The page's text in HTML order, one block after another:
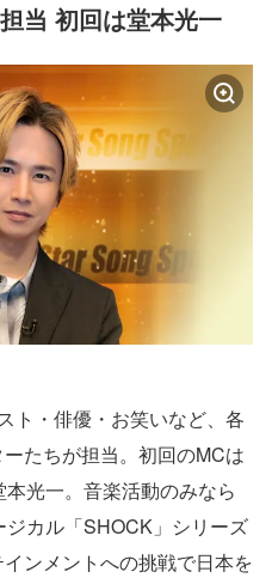
当 初回は堂本光⼀
ト・俳優・お笑いなど、各
たちが担当。初回のMCは
本光⼀。⾳楽活動のみなら
カル「SHOCK」シリーズ
ンメントへの挑戦で⽇本を